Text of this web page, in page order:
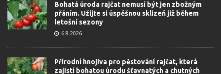
Bohatá úroda rajčat nemusí být jen zbožným
přáním. Užijte si úspěšnou sklizeň již během
letošní sezony
6.8.2026
Přírodní hnojiva pro pěstování rajčat, která
zajistí bohatou úrodu šťavnatých a chutných